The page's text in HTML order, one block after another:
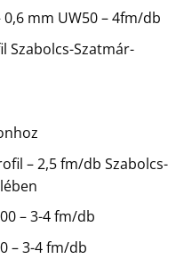
mm UW50 – 4fm/db
Szabolcs-Szatmár-
– 2,5 fm/db Szabolcs-
– 3-4 fm/db
– 3-4 fm/db